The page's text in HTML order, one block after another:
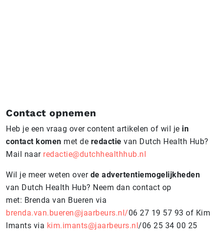
Contact opnemen
Heb je een vraag over content artikelen of wil je in
contact komen met de redactie van Dutch Health Hub?
Mail naar redactie@dutchhealthhub.nl
Wil je meer weten over de advertentiemogelijkheden
van Dutch Health Hub? Neem dan contact op
met: Brenda van Bueren via
brenda.van.bueren@jaarbeurs.nl/06 27 19 57 93 of Kim
Imants via kim.imants@jaarbeurs.nl/06 25 34 00 25